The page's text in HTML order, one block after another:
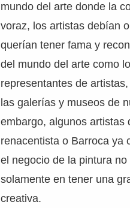
mundo del arte donde la
voraz, los artistas debían
querían tener fama y
del mundo del arte como
representantes de
las galerías y museos de
embargo, algunos artistas
renacentista o Barroca ya
el negocio de la pintura
solamente en tener una
creativa.